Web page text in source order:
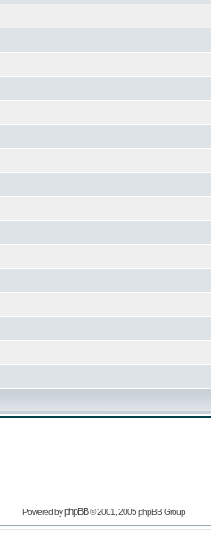
Powered byphpBB© 2001, 2005 phpBB Group